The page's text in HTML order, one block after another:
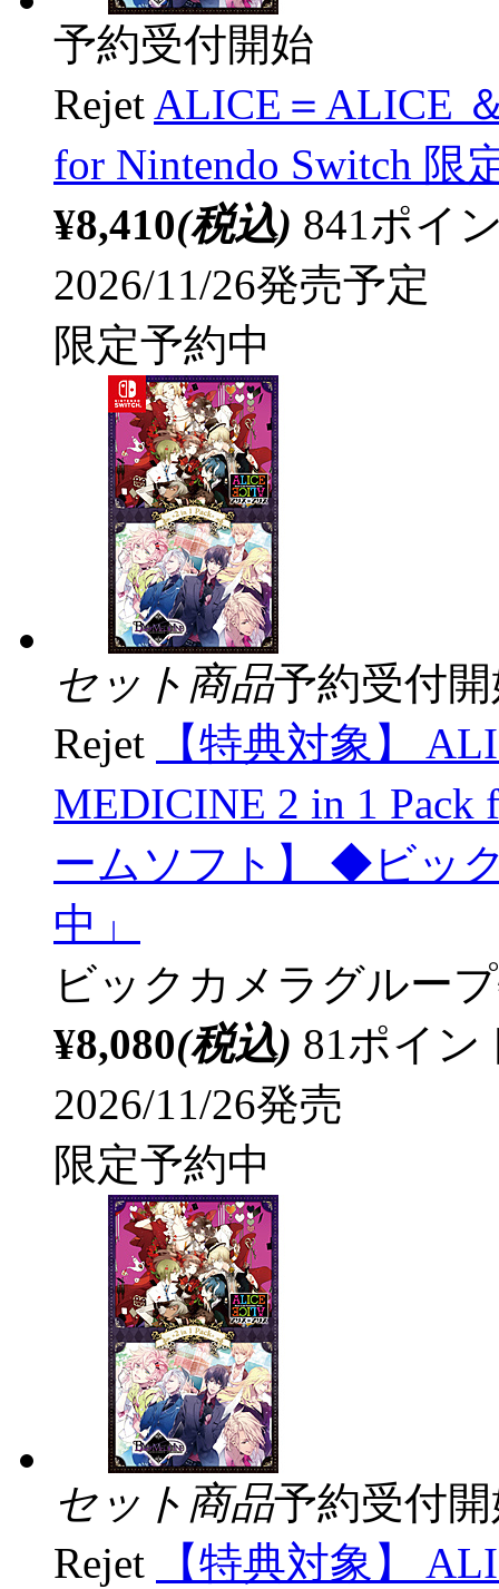
予約受付開始
Rejet ALICE＝ALICE
for Nintendo Switch 限
¥8,410(税込) 841ポイ
2026/11/26発売予定
限定予約中
セット商品予約受付
Rejet
【特典対象】
MEDICINE 2 in 1 Pack
ームソフト】 ◆ビッ
中」
ビックカメラグルー
¥8,080(税込) 81ポイ
2026/11/26発売
限定予約中
セット商品予約受付
Rejet
【特典対象】